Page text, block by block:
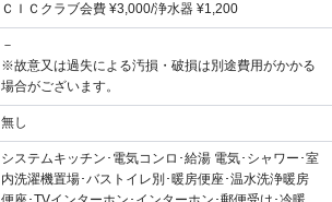
ＣＩＣクラブ会費 ¥3,000/浄水器 ¥1,200
－
※故意又は過失による汚損・破損は別途費用がかかる
場合がございます。
無し
システムキッチン･電気コンロ･給湯 電気･シャワー･室
内洗濯機置場･バストイレ別･暖房便座･温水洗浄暖房